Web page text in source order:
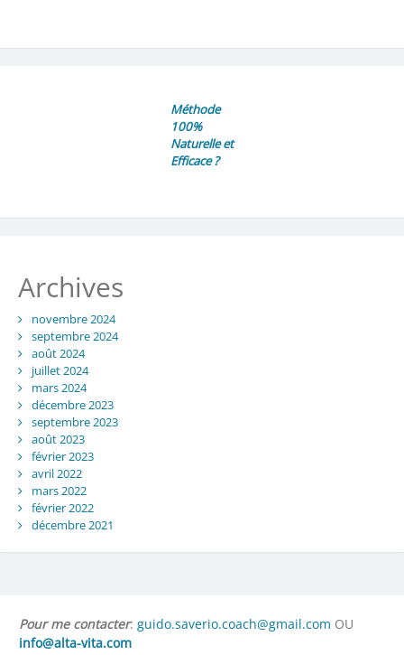
Méthode
100%
Naturelle et
Efficace ?
Archives
novembre 2024
septembre 2024
août 2024
juillet 2024
mars 2024
décembre 2023
septembre 2023
août 2023
février 2023
avril 2022
mars 2022
février 2022
décembre 2021
Pour me contacter: guido.saverio.coach@gmail.com OU
info@alta-vita.com